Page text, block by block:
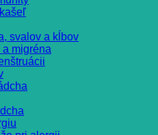
svalov a kĺbov
migréna